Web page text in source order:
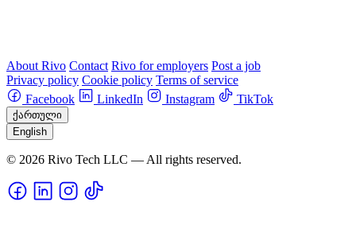
About Rivo Contact Rivo for employers Post a job
Privacy policy Cookie policy Terms of service
Facebook
LinkedIn Instagram TikTok
ქართული
English
© 2026 Rivo Tech LLC — All rights reserved.